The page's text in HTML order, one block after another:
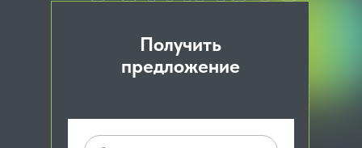
Получить
предложение